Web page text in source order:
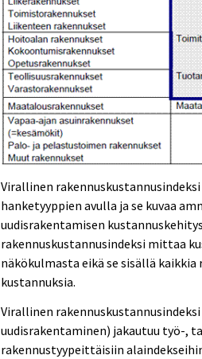
Virallinen
hanketyyppien avulla ja se kuvaa
uudisrakentamisen
rakennuskustannusindeksi mittaa
näkökulmasta eikä se sisällä
kustannuksia.
Virallinen
uudisrakentaminen) jakautuu työ-,
rakennustyypeittäisiin